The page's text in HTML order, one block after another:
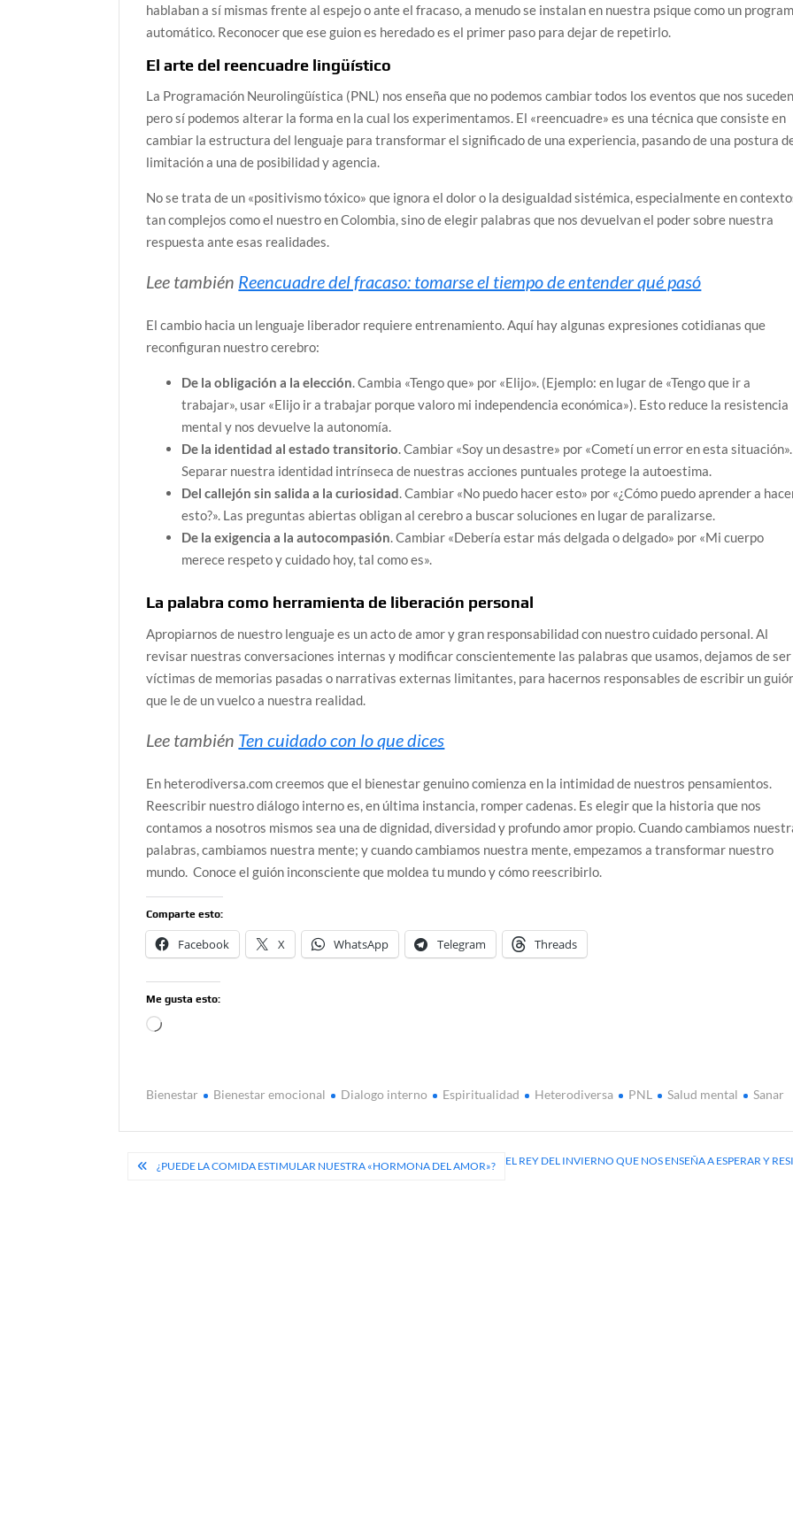
hablaban a sí mismas frente al espejo o ante el fracaso, a menudo se instalan en nuestra psique como un
automático. Reconocer que ese guion es heredado es el primer paso para dejar de repetirlo.
El arte del reencuadre lingüístico
La Programación Neurolingüística (PNL) nos enseña que no podemos cambiar todos los eventos que nos
pero sí podemos alterar la forma en la cual los experimentamos. El «reencuadre» es una técnica que consiste en
cambiar la estructura del lenguaje para transformar el significado de una experiencia, pasando de una postura
limitación a una de posibilidad y agencia.
No se trata de un «positivismo tóxico» que ignora el dolor o la desigualdad sistémica, especialmente en
tan complejos como el nuestro en Colombia, sino de elegir palabras que nos devuelvan el poder sobre nuestra
respuesta ante esas realidades.
Lee también Reencuadre del fracaso: tomarse el tiempo de entender qué pasó
El cambio hacia un lenguaje liberador requiere entrenamiento. Aquí hay algunas expresiones cotidianas que
reconfiguran nuestro cerebro:
De la obligación a la elección. Cambia «Tengo que» por «Elijo». (Ejemplo: en lugar de «Tengo que ir a
trabajar», usar «Elijo ir a trabajar porque valoro mi independencia económica»). Esto reduce la resistencia
mental y nos devuelve la autonomía.
De la identidad al estado transitorio. Cambiar «Soy un desastre» por «Cometí un error en esta situación».
Separar nuestra identidad intrínseca de nuestras acciones puntuales protege la autoestima.
Del callejón sin salida a la curiosidad. Cambiar «No puedo hacer esto» por «¿Cómo puedo aprender a
esto?». Las preguntas abiertas obligan al cerebro a buscar soluciones en lugar de paralizarse.
De la exigencia a la autocompasión. Cambiar «Debería estar más delgada o delgado» por «Mi cuerpo
merece respeto y cuidado hoy, tal como es».
La palabra como herramienta de liberación personal
Apropiarnos de nuestro lenguaje es un acto de amor y gran responsabilidad con nuestro cuidado personal. Al
revisar nuestras conversaciones internas y modificar conscientemente las palabras que usamos, dejamos de ser
víctimas de memorias pasadas o narrativas externas limitantes, para hacernos responsables de escribir un
que le de un vuelco a nuestra realidad.
Lee también Ten cuidado con lo que dices
En heterodiversa.com creemos que el bienestar genuino comienza en la intimidad de nuestros pensamientos.
Reescribir nuestro diálogo interno es, en última instancia, romper cadenas. Es elegir que la historia que nos
contamos a nosotros mismos sea una de dignidad, diversidad y profundo amor propio. Cuando cambiamos
palabras, cambiamos nuestra mente; y cuando cambiamos nuestra mente, empezamos a transformar nuestro
mundo. Conoce el guión inconsciente que moldea tu mundo y cómo reescribirlo.
Comparte esto:
Facebook X WhatsApp Telegram Threads
Me gusta esto:
Cargando...
Bienestar Bienestar emocional Dialogo interno Espiritualidad Heterodiversa PNL Salud mental Sanar
Navegación
¿PUEDE LA COMIDA ESTIMULAR NUESTRA «HORMONA DEL AMOR»? EL REY DEL INVIERNO QUE NOS ENSEÑA A ESPERAR Y